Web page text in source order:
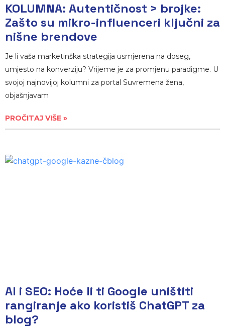
KOLUMNA: Autentičnost > brojke:
Zašto su mikro-influenceri ključni za
nišne brendove
Je li vaša marketinška strategija usmjerena na doseg,
umjesto na konverziju? Vrijeme je za promjenu paradigme. U
svojoj najnovijoj kolumni za portal Suvremena žena,
objašnjavam
PROČITAJ VIŠE »
AI i SEO: Hoće li ti Google uništiti
rangiranje ako koristiš ChatGPT za
blog?